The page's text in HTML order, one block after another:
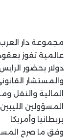
مجموعة دار
دولار بحضور
والمستشار
المالية والنقل
المسؤولين
بريطانيا وأمريكا
وفق ما صرح